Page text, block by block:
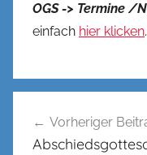
OGS -> Termine /
einfach hier klicken.
Vorheriger